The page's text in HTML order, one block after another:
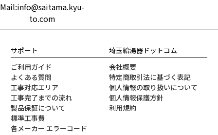
Mail:info@saitama.kyu-
to.com
サポート
ご利用ガイド
よくある質問
工事対応エリア
工事完了までの流れ
製品保証について
標準工事費
各メーカー エラーコード
埼玉給湯器ドットコム
会社概要
特定商取引法に基づく表記
個人情報の取り扱いについて
個人情報保護方針
利用規約